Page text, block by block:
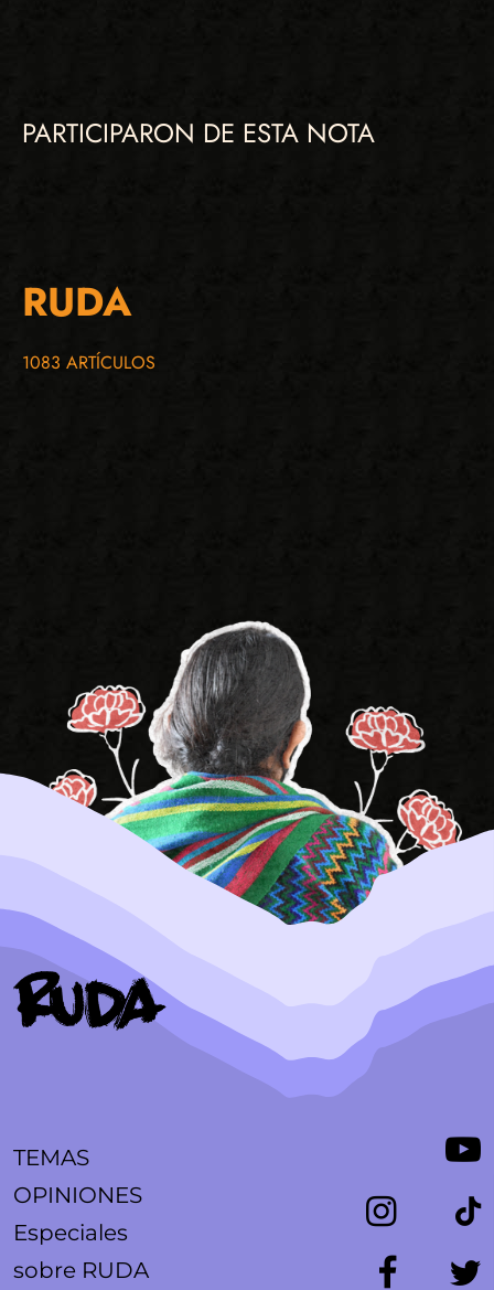
PARTICIPARON DE ESTA NOTA
RUDA
1083 ARTÍCULOS
TEMAS
OPINIONES
Especiales
sobre RUDA